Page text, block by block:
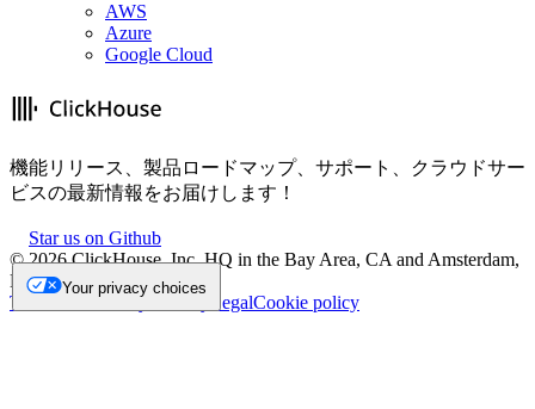
AWS
Azure
Google Cloud
機能リリース、製品ロードマップ、サポート、クラウドサー
ビスの最新情報をお届けします！
Star us on Github
©2026ClickHouse, Inc. HQ in the Bay Area, CA and Amsterdam,
NL.
Trademark
Privacy LegalCookie policy
Your privacy choices